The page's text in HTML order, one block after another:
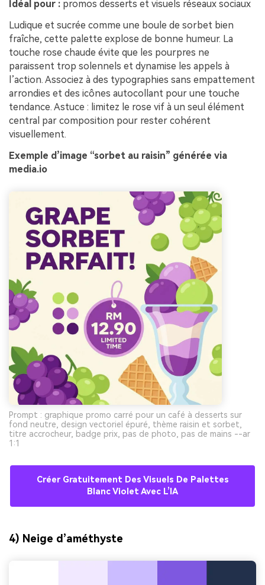
Idéal pour : promos desserts et visuels réseaux sociaux
Ludique et sucrée comme une boule de sorbet bien
fraîche, cette palette explose de bonne humeur. La
touche rose chaude évite que les pourpres ne
paraissent trop solennels et dynamise les appels à
l’action. Associez à des typographies sans empattement
arrondies et des icônes autocollant pour une touche
tendance. Astuce : limitez le rose vif à un seul élément
central par composition pour rester cohérent
visuellement.
Exemple d’image “sorbet au raisin” générée via
media.io
Prompt : graphique promo carré pour un café à desserts sur
fond neutre, design vectoriel épuré, thème raisin et sorbet,
titre accrocheur, badge prix, pas de photo, pas de mains --ar
1:1
Créer Gratuitement Des Visuels De Palettes
Blanc Violet Avec L’IA
4) Neige d’améthyste